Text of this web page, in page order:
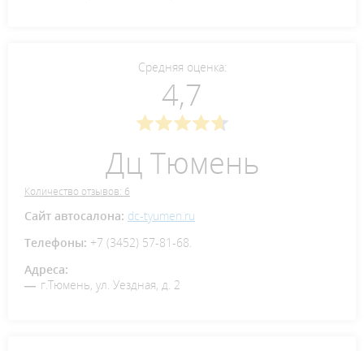
Средняя оценка:
4,7
Дц Тюмень
Количество отзывов: 6
Сайт автосалона: dc-tyumen.ru
Телефоны: +7 (3452) 57-81-68.
Адреса:
г.Тюмень, ул. Уездная, д. 2